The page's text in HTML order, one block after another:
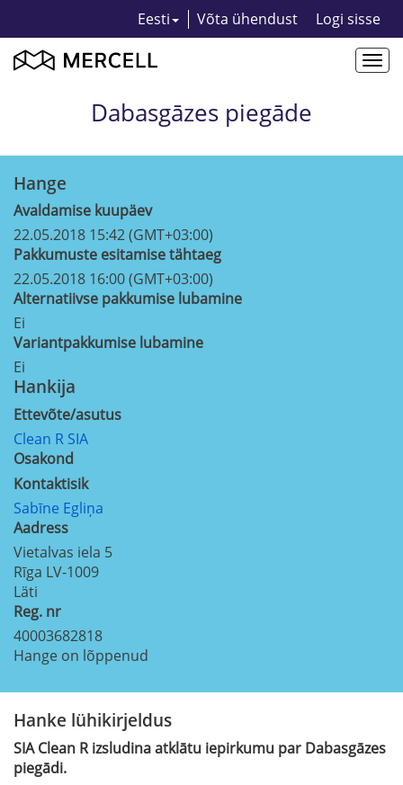
Eesti Võta ühendust Logi sisse
Dabasgāzes piegāde
Hange
Avaldamise kuupäev
22.05.2018 15:42 (GMT+03:00)
Pakkumuste esitamise tähtaeg
22.05.2018 16:00 (GMT+03:00)
Alternatiivse pakkumise lubamine
Ei
Variantpakkumise lubamine
Ei
Hankija
Ettevõte/asutus
Clean R SIA
Osakond
Kontaktisik
Sabīne Egliņa
Aadress
Vietalvas iela 5
Rīga LV-1009
Läti
Reg. nr
40003682818
Hange on lõppenud
Hanke lühikirjeldus
SIA Clean R izsludina atklātu iepirkumu par Dabasgāzes
piegādi.